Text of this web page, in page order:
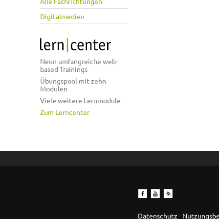
Digitalmedien
Neun umfangreiche web-
based Trainings
Übungspool mit zehn
Modulen
Viele weitere Lernmodule
Zum Lerncenter
Datenschutz